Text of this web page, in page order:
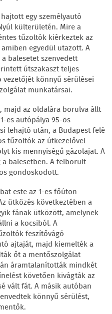
egy személyautó
külterületén. Mire a
tűzoltók kiérkeztek az
egyedül utazott. A
balesetet szenvedett
útszakaszt teljes
vezetőjét könnyű sérülései
munkatársai.
az oldalára borulva állt
es autópálya 95-ös
lehajtó után, a Budapest felé
tűzoltók az útkezelővel
kis mennyiségű gázolajat. A
balesetben. A felborult
gondoskodott.
este az 1-es főúton
ütközés következtében a
fának ütközött, amelynek
a kocsiból. A
feszítővágó
ajtaját, majd kiemelték a
őt a mentőszolgálat
áramtalanították mindkét
követően kivágták az
vált fát. A másik autóban
könnyű sérülést,